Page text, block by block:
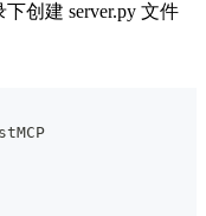
下创建 server.py 文件